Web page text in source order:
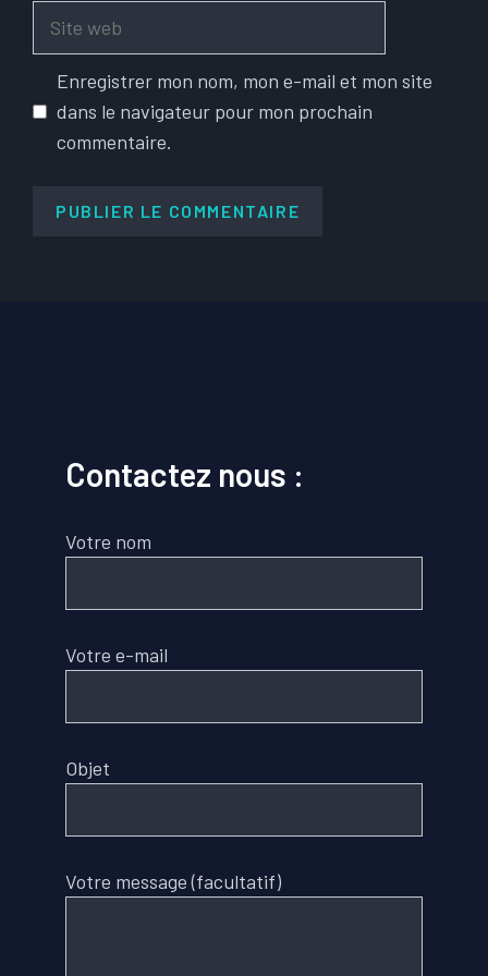
Enregistrer mon nom, mon e-mail et mon site
dans le navigateur pour mon prochain
commentaire.
Contactez nous :
Votre nom
Votre e-mail
Objet
Votre message (facultatif)